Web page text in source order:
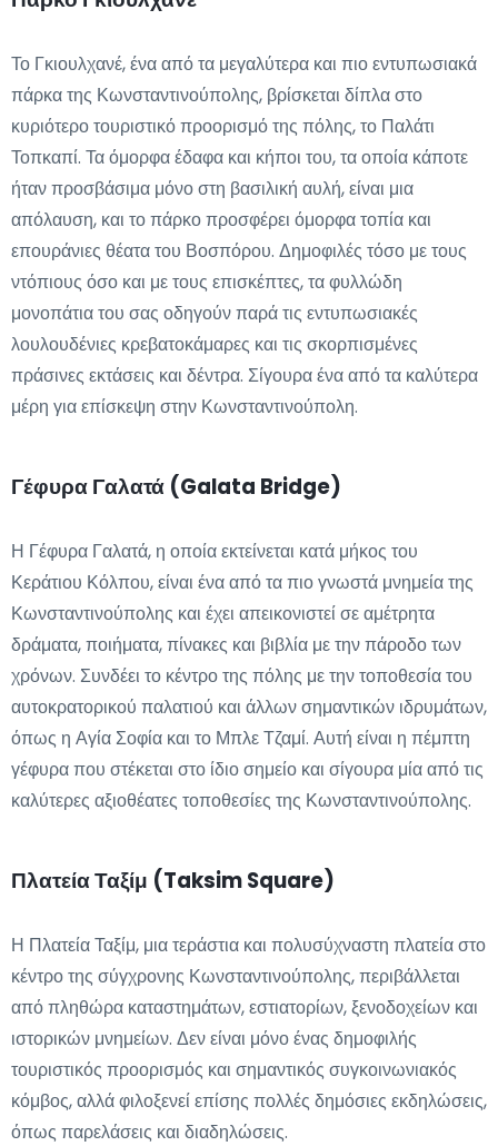
Το Γκιουλχανέ, ένα από τα μεγαλύτερα και πιο εντυπωσιακά
πάρκα της Κωνσταντινούπολης, βρίσκεται δίπλα στο
κυριότερο τουριστικό προορισμό της πόλης, το Παλάτι
Τοπκαπί. Τα όμορφα έδαφα και κήποι του, τα οποία κάποτε
ήταν προσβάσιμα μόνο στη βασιλική αυλή, είναι μια
απόλαυση, και το πάρκο προσφέρει όμορφα τοπία και
επουράνιες θέατα του Βοσπόρου. Δημοφιλές τόσο με τους
ντόπιους όσο και με τους επισκέπτες, τα φυλλώδη
μονοπάτια του σας οδηγούν παρά τις εντυπωσιακές
λουλουδένιες κρεβατοκάμαρες και τις σκορπισμένες
πράσινες εκτάσεις και δέντρα. Σίγουρα ένα από τα καλύτερα
μέρη για επίσκεψη στην Κωνσταντινούπολη.
Γέφυρα Γαλατά (Galata Bridge)
Η Γέφυρα Γαλατά, η οποία εκτείνεται κατά μήκος του
Κεράτιου Κόλπου, είναι ένα από τα πιο γνωστά μνημεία της
Κωνσταντινούπολης και έχει απεικονιστεί σε αμέτρητα
δράματα, ποιήματα, πίνακες και βιβλία με την πάροδο των
χρόνων. Συνδέει το κέντρο της πόλης με την τοποθεσία του
αυτοκρατορικού παλατιού και άλλων σημαντικών ιδρυμάτων,
όπως η Αγία Σοφία και το Μπλε Τζαμί. Αυτή είναι η πέμπτη
γέφυρα που στέκεται στο ίδιο σημείο και σίγουρα μία από τις
καλύτερες αξιοθέατες τοποθεσίες της Κωνσταντινούπολης.
Πλατεία Ταξίμ (Taksim Square)
Η Πλατεία Ταξίμ, μια τεράστια και πολυσύχναστη πλατεία στο
κέντρο της σύγχρονης Κωνσταντινούπολης, περιβάλλεται
από πληθώρα καταστημάτων, εστιατορίων, ξενοδοχείων και
ιστορικών μνημείων. Δεν είναι μόνο ένας δημοφιλής
τουριστικός προορισμός και σημαντικός συγκοινωνιακός
κόμβος, αλλά φιλοξενεί επίσης πολλές δημόσιες εκδηλώσεις,
όπως παρελάσεις και διαδηλώσεις.